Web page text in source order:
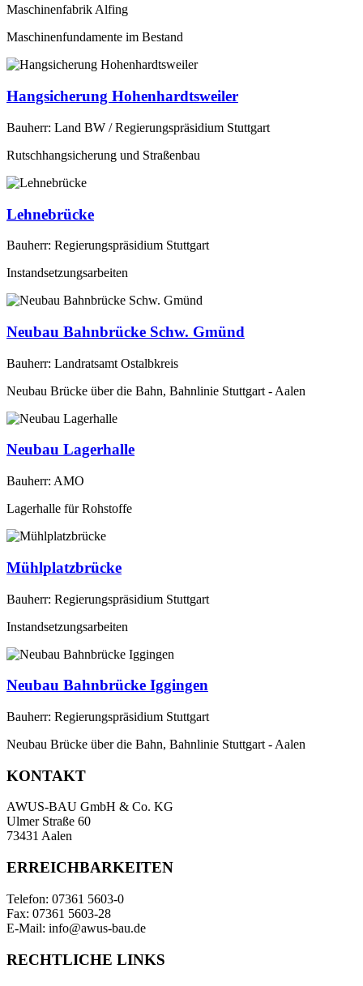
Maschinenfabrik Alfing
Maschinenfundamente im Bestand
Hangsicherung Hohenhardtsweiler
Bauherr: Land BW / Regierungspräsidium Stuttgart
Rutschhangsicherung und Straßenbau
Lehnebrücke
Bauherr: Regierungspräsidium Stuttgart
Instandsetzungsarbeiten
Neubau Bahnbrücke Schw. Gmünd
Bauherr: Landratsamt Ostalbkreis
Neubau Brücke über die Bahn, Bahnlinie Stuttgart - Aalen
Neubau Lagerhalle
Bauherr: AMO
Lagerhalle für Rohstoffe
Mühlplatzbrücke
Bauherr: Regierungspräsidium Stuttgart
Instandsetzungsarbeiten
Neubau Bahnbrücke Iggingen
Bauherr: Regierungspräsidium Stuttgart
Neubau Brücke über die Bahn, Bahnlinie Stuttgart - Aalen
KONTAKT
AWUS-BAU GmbH & Co. KG
Ulmer Straße 60
73431 Aalen
ERREICHBARKEITEN
Telefon: 07361 5603-0
Fax: 07361 5603-28
E-Mail: info@awus-bau.de
RECHTLICHE LINKS